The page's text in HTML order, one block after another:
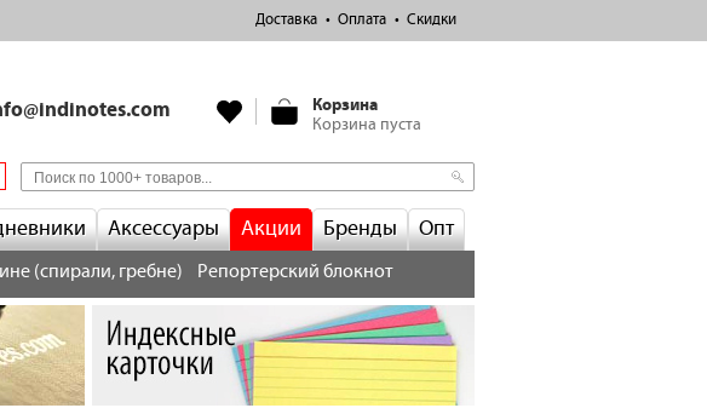
Доставка Оплата Скидки
Корзина
Корзина пуста
Аксессуары Акции Бренды Опт
(спирали, гребне) Репортерский блокнот